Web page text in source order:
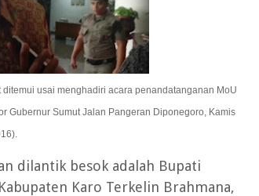
usai menghadiri acara penandatanganan MoU
Gubernur Sumut Jalan Pangeran Diponegoro, Kamis
dilantik besok adalah Bupati
Karo Terkelin Brahmana,